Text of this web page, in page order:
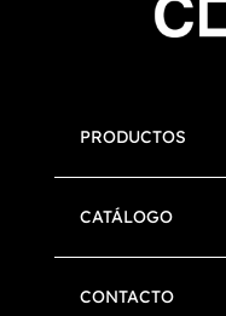
PRODUCTOS
CATÁLOGO
CONTACTO